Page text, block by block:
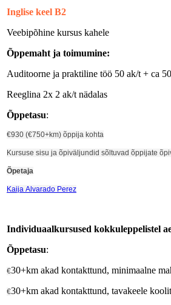
Inglise keel B2
Veebipõhine kursus kahele
Õppemaht ja toimumine:
Auditoorne ja praktiline töö 50 ak/t + ca
Reeglina 2x 2 ak/t nädalas
Õppetasu:
€930 (€750+km) õppija kohta
Kursuse sisu ja õpiväljundid sõltuvad õppijate
Õpetaja
Kaija Alvarado Perez
Individuaalkursused kokkuleppelistel
Õppetasu:
€30+km akad kontakttund, minimaalne
€30+km akad kontakttund, tavakeele